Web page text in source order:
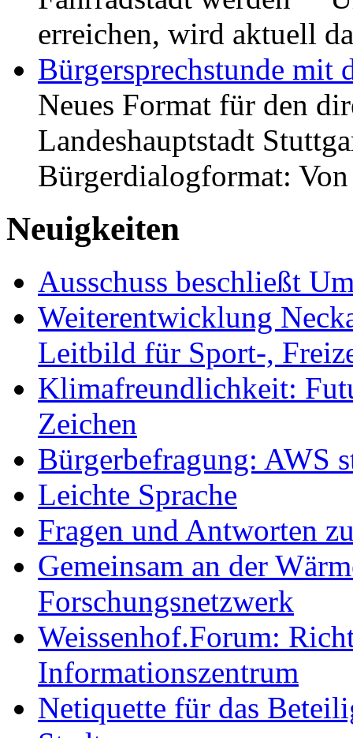
erreichen, wird aktuell
Bürgersprechstunde mit
Neues Format für den
Landeshauptstadt
Bürgerdialogformat:
Neuigkeiten
Ausschuss beschließt
Weiterentwicklung
Leitbild für Sport-,
Klimafreundlichkeit:
Zeichen
Bürgerbefragung: AWS
Leichte Sprache
Fragen und Antworten
Gemeinsam an der
Forschungsnetzwerk
Weissenhof.Forum:
Informationszentrum
Netiquette für das